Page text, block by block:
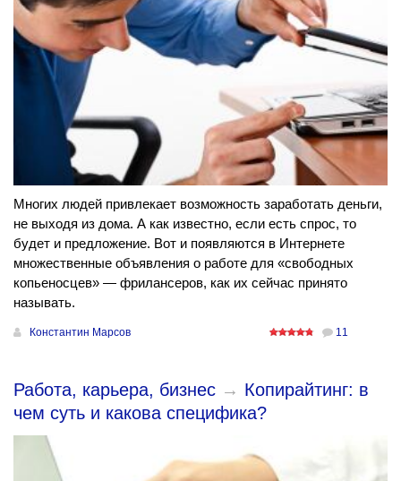
Многих людей привлекает возможность заработать деньги,
не выходя из дома. А как известно, если есть спрос, то
будет и предложение. Вот и появляются в Интернете
множественные объявления о работе для «свободных
копьеносцев» — фрилансеров, как их сейчас принято
называть.
Константин Марсов 11
Работа, карьера, бизнес → Копирайтинг: в
чем суть и какова специфика?